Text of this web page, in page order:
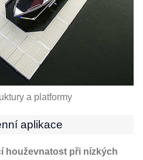
a platformy
aplikace
houževnatost při nízkých